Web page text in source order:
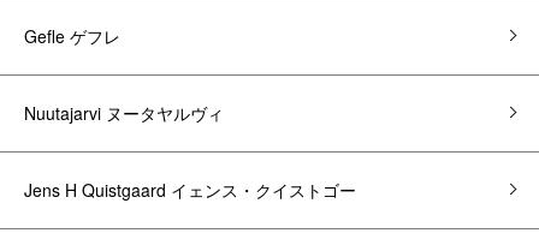
Gefle ゲフレ
Nuutajarvi ヌータヤルヴィ
Jens H Quistgaard イェンス・クイストゴー